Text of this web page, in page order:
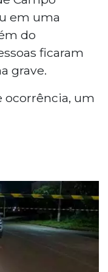
em uma
do
ficaram
grave.
ocorrência, um